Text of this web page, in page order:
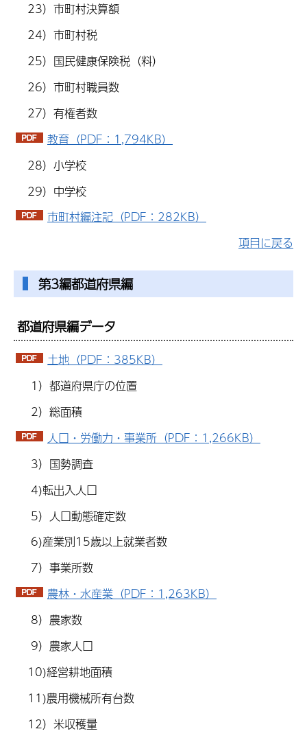
23）市町村決算額
24）市町村税
25）国民健康保険税（料）
26）市町村職員数
27）有権者数
教育（PDF：1,794KB）
28）小学校
29）中学校
市町村編注記（PDF：282KB）
項目に戻る
第3編都道府県編
都道府県編データ
土地（PDF：385KB）
1）都道府県庁の位置
2）総面積
人口・労働力・事業所（PDF：1,266KB）
3）国勢調査
4)転出入人口
5）人口動態確定数
6)産業別15歳以上就業者数
7）事業所数
農林・水産業（PDF：1,263KB）
8）農家数
9）農家人口
10)経営耕地面積
11)農用機械所有台数
12）米収穫量